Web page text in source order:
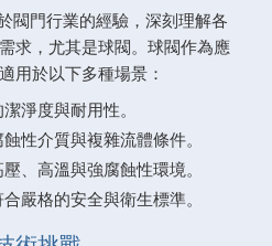
閥門行業的經驗，深刻理解各
求，尤其是球閥。球閥作為應
用於以下多種場景：
淨度與耐用性。
蝕性介質與複雜流體條件。
壓、高溫與強腐蝕性環境。
合嚴格的安全與衛生標準。